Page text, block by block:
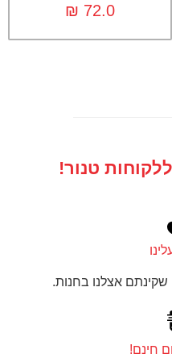
₪ 72.0
טנור!
שקינתם אצלנו בחנות.
חינם!